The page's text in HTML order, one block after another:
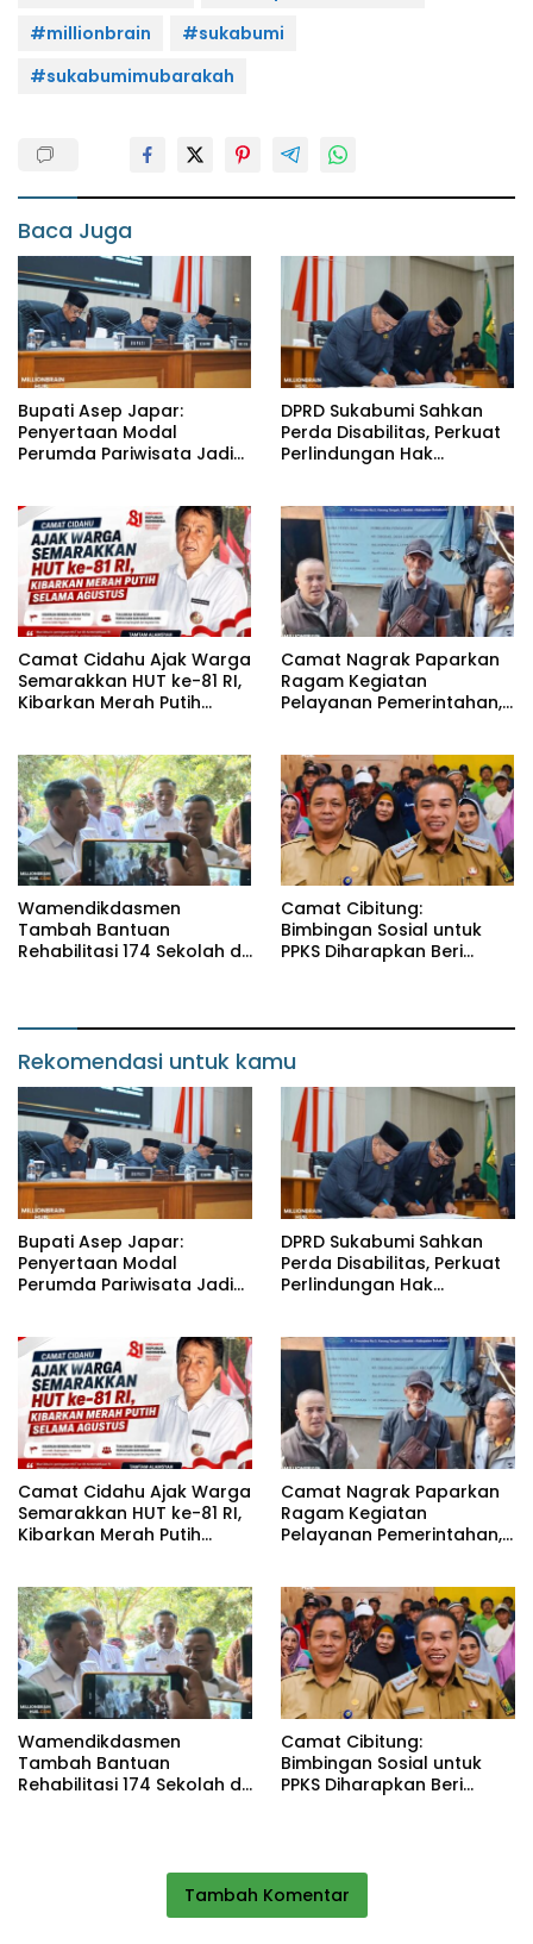
#millionbrain
#sukabumi
#sukabumimubarakah
Baca Juga
Bupati Asep Japar:
Penyertaan Modal
Perumda Pariwisata Jadi
DPRD Sukabumi Sahkan
Perda Disabilitas, Perkuat
Perlindungan Hak
Camat Cidahu Ajak Warga
Semarakkan HUT ke-81 RI,
Kibarkan Merah Putih
Camat Nagrak Paparkan
Ragam Kegiatan
Pelayanan Pemerintahan,
Wamendikdasmen
Tambah Bantuan
Rehabilitasi 174 Sekolah di
Camat Cibitung:
Bimbingan Sosial untuk
PPKS Diharapkan Beri
Rekomendasi untuk kamu
Bupati Asep Japar:
Penyertaan Modal
Perumda Pariwisata Jadi
DPRD Sukabumi Sahkan
Perda Disabilitas, Perkuat
Perlindungan Hak
Camat Cidahu Ajak Warga
Semarakkan HUT ke-81 RI,
Kibarkan Merah Putih
Camat Nagrak Paparkan
Ragam Kegiatan
Pelayanan Pemerintahan,
Wamendikdasmen
Tambah Bantuan
Rehabilitasi 174 Sekolah di
Camat Cibitung:
Bimbingan Sosial untuk
PPKS Diharapkan Beri
Tambah Komentar